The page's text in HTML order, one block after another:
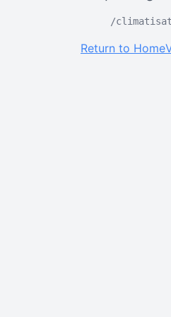
/
Return to Home